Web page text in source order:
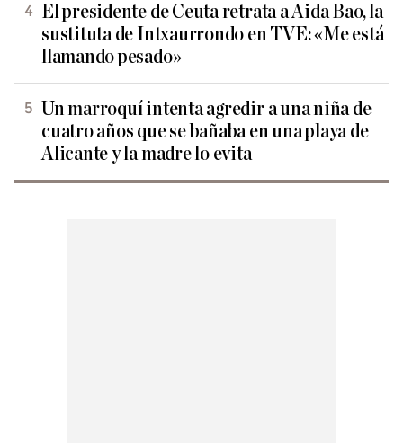
El presidente de Ceuta retrata a Aida Bao, la
sustituta de Intxaurrondo en TVE: «Me está
llamando pesado»
Un marroquí intenta agredir a una niña de
cuatro años que se bañaba en una playa de
Alicante y la madre lo evita